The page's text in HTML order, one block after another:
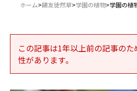
ホーム>鷗友徒然草>学園の植物>学園の植
この記事は1年以上前の記事の
性があります｡